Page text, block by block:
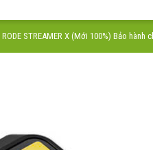
RODE STREAMER X (Mới 100%) Bảo hành